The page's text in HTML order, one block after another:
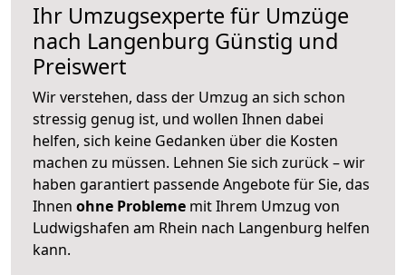
Ihr Umzugsexperte für Umzüge
nach Langenburg Günstig und
Preiswert
Wir verstehen, dass der Umzug an sich schon
stressig genug ist, und wollen Ihnen dabei
helfen, sich keine Gedanken über die Kosten
machen zu müssen. Lehnen Sie sich zurück – wir
haben garantiert passende Angebote für Sie, das
Ihnen ohne Probleme mit Ihrem Umzug von
Ludwigshafen am Rhein nach Langenburg helfen
kann.